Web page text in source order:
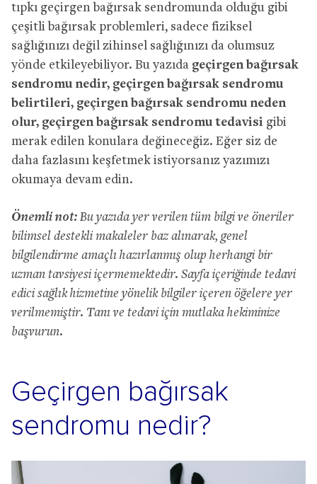
tıpkı geçirgen bağırsak sendromunda olduğu gibi
çeşitli bağırsak problemleri, sadece fiziksel
sağlığınızı değil zihinsel sağlığınızı da olumsuz
yönde etkileyebiliyor. Bu yazıda geçirgen bağırsak
sendromu nedir, geçirgen bağırsak sendromu
belirtileri, geçirgen bağırsak sendromu neden
olur, geçirgen bağırsak sendromu tedavisi gibi
merak edilen konulara değineceğiz. Eğer siz de
daha fazlasını keşfetmek istiyorsanız yazımızı
okumaya devam edin.
Önemli not: Bu yazıda yer verilen tüm bilgi ve öneriler
bilimsel destekli makaleler baz alınarak, genel
bilgilendirme amaçlı hazırlanmış olup herhangi bir
uzman tavsiyesi içermemektedir. Sayfa içeriğinde tedavi
edici sağlık hizmetine yönelik bilgiler içeren öğelere yer
verilmemiştir. Tanı ve tedavi için mutlaka hekiminize
başvurun.
Geçirgen bağırsak
sendromu nedir?